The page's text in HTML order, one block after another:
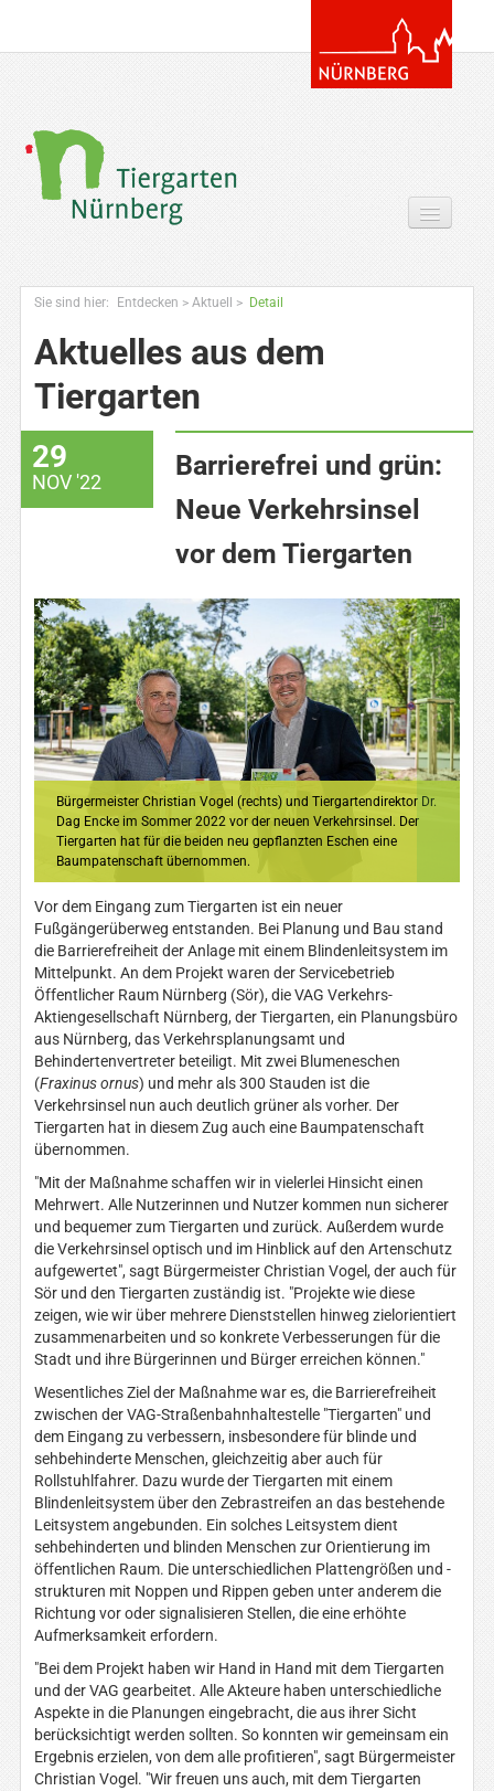
Entdecken
Zoowissen & Co
Angebote
Sie sind hier: Entdecken > Aktuell > Detail
Aktuelles aus dem
Tiergarten
29
NOV '22
Barrierefrei und grün:
Neue Verkehrsinsel
vor dem Tiergarten
Bürgermeister Christian Vogel (rechts) und Tiergartendirektor Dr.
Dag Encke im Sommer 2022 vor der neuen Verkehrsinsel. Der
Tiergarten hat für die beiden neu gepflanzten Eschen eine
Baumpatenschaft übernommen.
1
2
3
Vor dem Eingang zum Tiergarten ist ein neuer
Fußgängerüberweg entstanden. Bei Planung und Bau stand
die Barrierefreiheit der Anlage mit einem Blindenleitsystem im
Mittelpunkt. An dem Projekt waren der Servicebetrieb
Öffentlicher Raum Nürnberg (Sör), die VAG Verkehrs-
Aktiengesellschaft Nürnberg, der Tiergarten, ein Planungsbüro
aus Nürnberg, das Verkehrsplanungsamt und
Behindertenvertreter beteiligt. Mit zwei Blumeneschen
(Fraxinus ornus) und mehr als 300 Stauden ist die
Verkehrsinsel nun auch deutlich grüner als vorher. Der
Tiergarten hat in diesem Zug auch eine Baumpatenschaft
übernommen.
"Mit der Maßnahme schaffen wir in vielerlei Hinsicht einen
Mehrwert. Alle Nutzerinnen und Nutzer kommen nun sicherer
und bequemer zum Tiergarten und zurück. Außerdem wurde
die Verkehrsinsel optisch und im Hinblick auf den Artenschutz
aufgewertet", sagt Bürgermeister Christian Vogel, der auch für
Sör und den Tiergarten zuständig ist. "Projekte wie diese
zeigen, wie wir über mehrere Dienststellen hinweg zielorientiert
zusammenarbeiten und so konkrete Verbesserungen für die
Stadt und ihre Bürgerinnen und Bürger erreichen können."
Wesentliches Ziel der Maßnahme war es, die Barrierefreiheit
zwischen der VAG-Straßenbahnhaltestelle "Tiergarten" und
dem Eingang zu verbessern, insbesondere für blinde und
sehbehinderte Menschen, gleichzeitig aber auch für
Rollstuhlfahrer. Dazu wurde der Tiergarten mit einem
Blindenleitsystem über den Zebrastreifen an das bestehende
Leitsystem angebunden. Ein solches Leitsystem dient
sehbehinderten und blinden Menschen zur Orientierung im
öffentlichen Raum. Die unterschiedlichen Plattengrößen und -
strukturen mit Noppen und Rippen geben unter anderem die
Richtung vor oder signalisieren Stellen, die eine erhöhte
Aufmerksamkeit erfordern.
"Bei dem Projekt haben wir Hand in Hand mit dem Tiergarten
und der VAG gearbeitet. Alle Akteure haben unterschiedliche
Aspekte in die Planungen eingebracht, die aus ihrer Sicht
berücksichtigt werden sollten. So konnten wir gemeinsam ein
Ergebnis erzielen, von dem alle profitieren", sagt Bürgermeister
Christian Vogel. "Wir freuen uns auch, mit dem Tiergarten